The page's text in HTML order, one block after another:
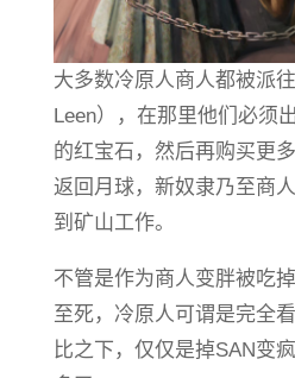
大多数冷原人商人都被派
Leen），在那里他们必须
的红宝石，然后再购买更
返回月球，新奴隶乃至商
到矿山工作。
不管是作为商人变胖被吃
至死，冷原人可谓是完全
比之下，仅仅是掉SAN变